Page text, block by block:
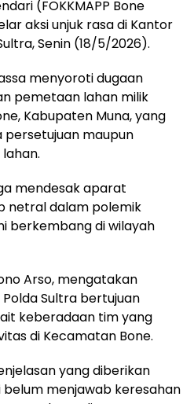
(FOKKMAPP Bone
aksi unjuk rasa di Kantor
Senin (18/5/2026).
menyoroti dugaan
pemetaan lahan milik
Kabupaten Muna, yang
maupun
mendesak aparat
netral dalam polemik
berkembang di wilayah
Arso, mengatakan
Sultra bertujuan
keberadaan tim yang
di Kecamatan Bone.
yang diberikan
belum menjawab keresahan